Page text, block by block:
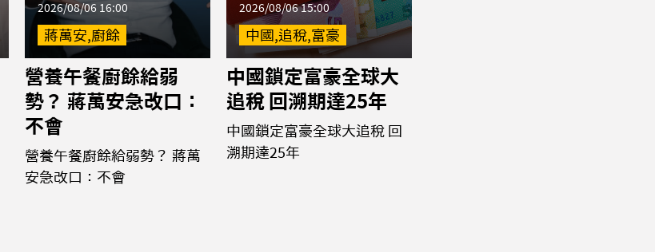
2026/08/06 16:00
蔣萬安,廚餘
營養午餐廚餘給弱
勢？ 蔣萬安急改口：
不會
營養午餐廚餘給弱勢？ 蔣萬
安急改口：不會
2026/08/06 15:00
中國,追稅,富豪
中國鎖定富豪全球大
追稅 回溯期達25年
中國鎖定富豪全球大追稅 回
溯期達25年